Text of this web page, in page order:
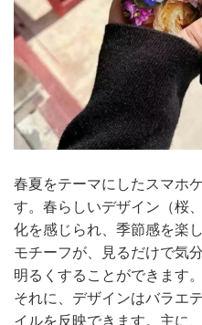
春夏をテーマにしたスマホ
す。春らしいデザイン（桜
化を感じられ、季節感を楽
モチーフが、見るだけで気
明るくすることができます。
それに、デザインはバラエ
イルを反映できます。主に